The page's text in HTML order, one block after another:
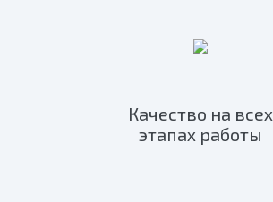
Качество на всех
этапах работы